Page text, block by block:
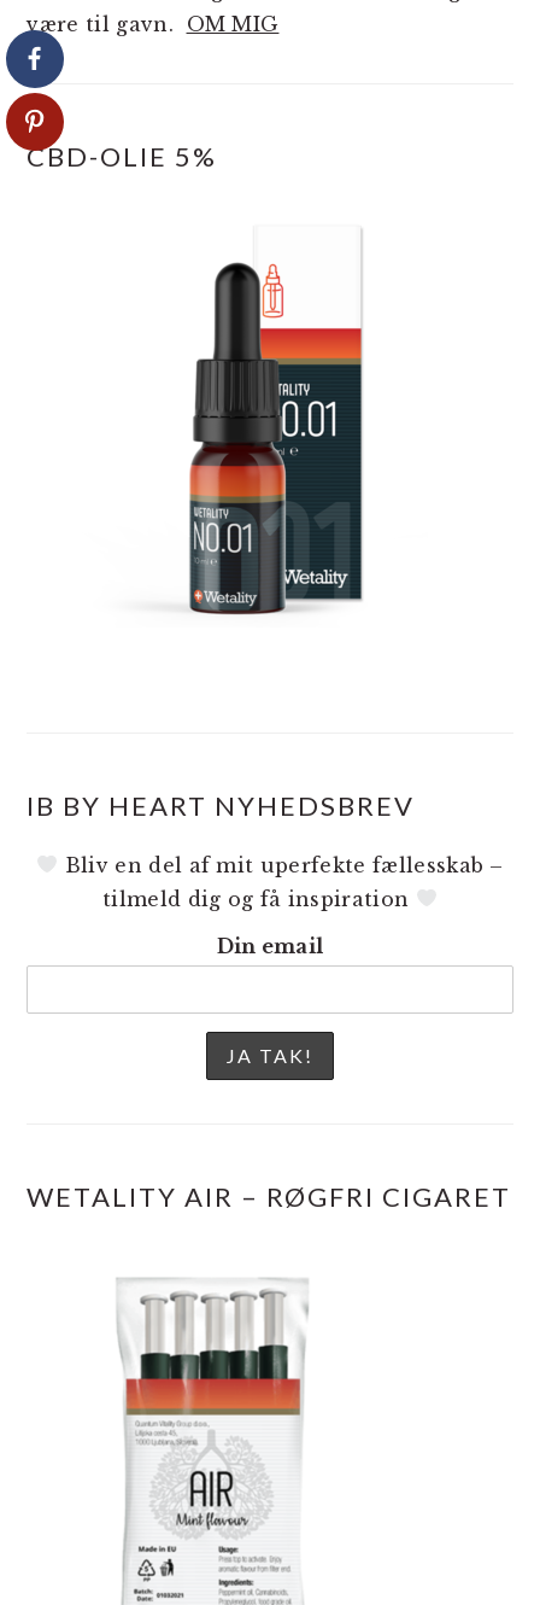
være til gavn. OM MIG
CBD-OLIE 5%
IB BY HEART NYHEDSBREV
Bliv en del af mit uperfekte fællesskab –
tilmeld dig og få inspiration
Din email
WETALITY AIR – RØGFRI CIGARET